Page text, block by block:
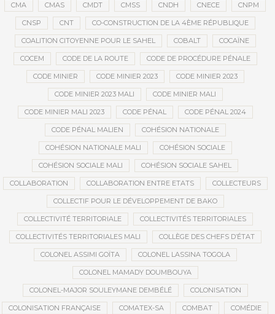
CMA CMAS CMDT CMSS CNDH CNECE CNPM
CNSP CNT CO-CONSTRUCTION DE LA 4ÈME RÉPUBLIQUE
COALITION CITOYENNE POUR LE SAHEL COBALT COCAÏNE
COCEM CODE DE LA ROUTE CODE DE PROCÉDURE PÉNALE
CODE MINIER CODE MINIER 2023 CODE MINIER 2023
CODE MINIER 2023 MALI CODE MINIER MALI
CODE MINIER MALI 2023 CODE PÉNAL CODE PÉNAL 2024
CODE PÉNAL MALIEN COHÉSION NATIONALE
COHÉSION NATIONALE MALI COHÉSION SOCIALE
COHÉSION SOCIALE MALI COHÉSION SOCIALE SAHEL
COLLABORATION COLLABORATION ENTRE ETATS COLLECTEURS
COLLECTIF POUR LE DÉVELOPPEMENT DE BAKO
COLLECTIVITÉ TERRITORIALE COLLECTIVITÉS TERRITORIALES
COLLECTIVITÉS TERRITORIALES MALI COLLÈGE DES CHEFS D’ÉTAT
COLONEL ASSIMI GOÏTA COLONEL LASSINA TOGOLA
COLONEL MAMADY DOUMBOUYA
COLONEL-MAJOR SOULEYMANE DEMBÉLÉ COLONISATION
COLONISATION FRANÇAISE COMATEX-SA COMBAT COMÉDIE